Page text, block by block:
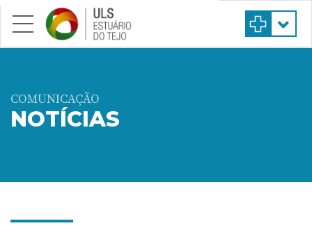
Saltar para conteúdo principal
COMUNICAÇÃO
NOTÍCIAS